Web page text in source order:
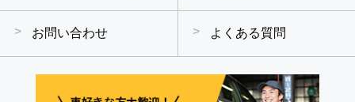
お問い合わせ よくある質問